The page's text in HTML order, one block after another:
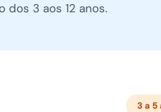
dos 3 aos 12 anos.
3 a 5